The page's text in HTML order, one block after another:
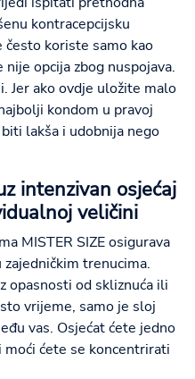
kontracepcijsku
često koriste samo kao
opcija zbog nuspojava.
Jer ako ovdje uložite malo
kondom u pravoj
lakša i udobnija nego
intenzivan osjećaj
veličini
MISTER SIZE osigurava
trenucima.
opasnosti od skliznuća ili
vrijeme, samo je sloj
vas. Osjećat ćete jedno
ćete se koncentrirati